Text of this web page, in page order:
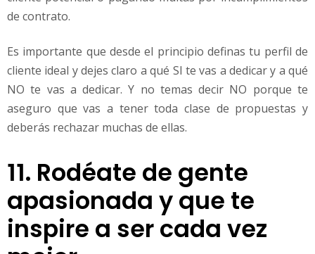
de contrato.
Es importante que desde el principio definas tu perfil de
cliente ideal y dejes claro a qué SI te vas a dedicar y a qué
NO te vas a dedicar. Y no temas decir NO porque te
aseguro que vas a tener toda clase de propuestas y
deberás rechazar muchas de ellas.
11. Rodéate de gente
apasionada y que te
inspire a ser cada vez